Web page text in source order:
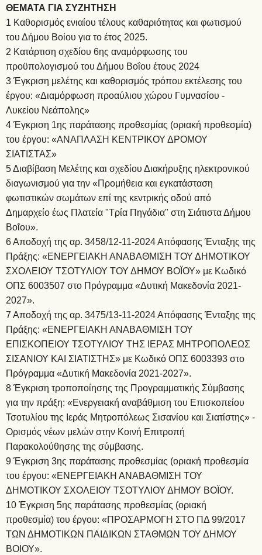
ΘΕΜΑΤΑ ΓΙΑ ΣΥΖΗΤΗΣΗ
1 Καθορισμός ενιαίου τέλους καθαριότητας και φωτισμού
του Δήμου Βοίου για το έτος 2025.
2 Κατάρτιση σχεδίου 6ης αναμόρφωσης του
προϋπολογισμού του Δήμου Βοΐου έτους 2024
3 Έγκριση μελέτης και καθορισμός τρόπου εκτέλεσης του
έργου: «Διαμόρφωση προαύλιου χώρου Γυμνασίου -
Λυκείου Νεάπολης»
4 Έγκριση 1ης παράτασης προθεσμίας (οριακή προθεσμία)
του έργου: «ΑΝΑΠΛΑΣΗ ΚΕΝΤΡΙΚΟΥ ΔΡΟΜΟΥ
ΣΙΑΤΙΣΤΑΣ»
5 Διαβίβαση Μελέτης και σχεδίου Διακήρυξης ηλεκτρονικού
διαγωνισμού για την «Προμήθεια και εγκατάσταση
φωτιστικών σωμάτων επί της κεντρικής οδού από
Δημαρχείο έως Πλατεία "Τρία Πηγάδια" στη Σιάτιστα Δήμου
Βοΐου».
6 Αποδοχή της αρ. 3458/12-11-2024 Απόφασης Ένταξης της
Πράξης: «ΕΝΕΡΓΕΙΑΚΗ ΑΝΑΒΑΘΜΙΣΗ ΤΟΥ ΔΗΜΟΤΙΚΟΥ
ΣΧΟΛΕΙΟΥ ΤΣΟΤΥΛΙΟΥ ΤΟΥ ΔΗΜΟΥ ΒΟΪΟΥ» με Κωδικό
ΟΠΣ 6003507 στο Πρόγραμμα «Δυτική Μακεδονία 2021-
2027».
7 Αποδοχή της αρ. 3475/13-11-2024 Απόφασης Ένταξης της
Πράξης: «ΕΝΕΡΓΕΙΑΚΗ ΑΝΑΒΑΘΜΙΣΗ ΤΟΥ
ΕΠΙΣΚΟΠΕΙΟΥ ΤΣΟΤΥΛΙΟΥ ΤΗΣ ΙΕΡΑΣ ΜΗΤΡΟΠΟΛΕΩΣ
ΣΙΣΑΝΙΟΥ ΚΑΙ ΣΙΑΤΙΣΤΗΣ» με Κωδικό ΟΠΣ 6003393 στο
Πρόγραμμα «Δυτική Μακεδονία 2021-2027».
8 Έγκριση τροποποίησης της Προγραμματικής Σύμβασης
για την πράξη: «Ενεργειακή αναβάθμιση του Επισκοπείου
Τσοτυλίου της Ιεράς Μητροπόλεως Σισανίου και Σιατίστης» -
Ορισμός νέων μελών στην Κοινή Επιτροπή
Παρακολούθησης της σύμβασης.
9 Έγκριση 3ης παράτασης προθεσμίας (οριακή προθεσμία
του έργου: «ΕΝΕΡΓΕΙΑΚΗ ΑΝΑΒΑΘΜΙΣΗ ΤΟΥ
ΔΗΜΟΤΙΚΟΥ ΣΧΟΛΕΙΟΥ ΤΣΟΤΥΛΙΟΥ ΔΗΜΟΥ ΒΟΪΟΥ.
10 Έγκριση 5ης παράτασης προθεσμίας (οριακή
προθεσμία) του έργου: «ΠΡΟΣΑΡΜΟΓΗ ΣΤΟ ΠΔ 99/2017
ΤΩΝ ΔΗΜΟΤΙΚΩΝ ΠΑΙΔΙΚΩΝ ΣΤΑΘΜΩΝ ΤΟΥ ΔΗΜΟΥ
ΒΟΙΟΥ».